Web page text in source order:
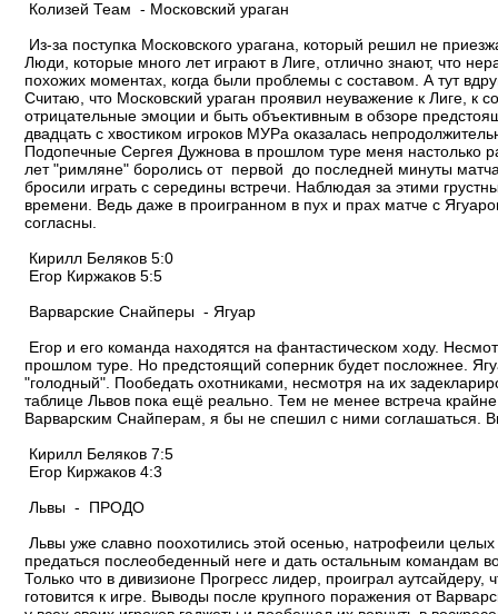
Колизей Теам - Московский ураган
Из-за поступка Московского урагана, который решил не
Люди, которые много лет играют в Лиге, отлично знают, что
похожих моментах, когда были проблемы с составом. А тут
Считаю, что Московский ураган проявил неуважение к Лиге,
отрицательные эмоции и быть объективным в обзоре
двадцать с хвостиком игроков МУРа оказалась
Подопечные Сергея Дужнова в прошлом туре меня настолько
лет "римляне" боролись от первой до последней минуты
бросили играть с середины встречи. Наблюдая за этими
времени. Ведь даже в проигранном в пух и прах матче с
согласны.
Кирилл Беляков 5:0
Егор Киржаков 5:5
Варварские Снайперы - Ягуар
Егор и его команда находятся на фантастическом ходу.
прошлом туре. Но предстоящий соперник будет посложнее.
"голодный". Пообедать охотниками, несмотря на их
таблице Львов пока ещё реально. Тем не менее встреча
Варварским Снайперам, я бы не спешил с ними соглашаться.
Кирилл Беляков 7:5
Егор Киржаков 4:3
Львы - ПРОДО
Львы уже славно поохотились этой осенью, натрофеили
предаться послеобеденный неге и дать остальным командам
Только что в дивизионе Прогресс лидер, проиграл
готовится к игре. Выводы после крупного поражения от